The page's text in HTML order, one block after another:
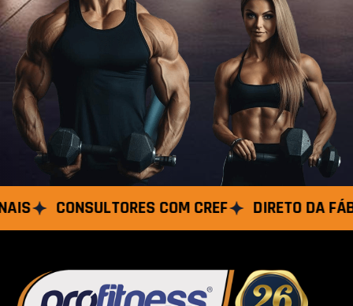
CONSULTORES COM CREF DIRETO DA FÁBRICA